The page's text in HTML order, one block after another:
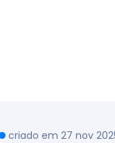
criado em 27 nov